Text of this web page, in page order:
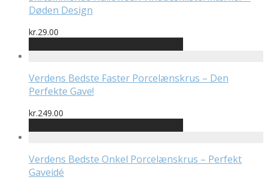
Døden Design
kr.29.00
Verdens Bedste Faster Porcelænskrus – Den
Perfekte Gave!
kr.249.00
Verdens Bedste Onkel Porcelænskrus – Perfekt
Gaveidé